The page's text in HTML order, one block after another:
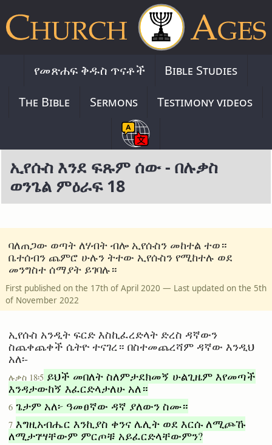
የመጽሐፍ ቅዱስ ጥናቶች
Bible Studies
The Bible
Sermons Testimony videos
ኢየሱስ እንደ ፍጹም ሰው - በሉቃስ
ወንጌል ምዕራፍ 18
ባለጠጋው ወጣት ለሃብት ብሎ ኢየሱስን መከተል ተወ።
ቤተሰብን ጨምሮ ሁሉን ትተው ኢየሱስን የሚከተሉ ወደ
መንግስተ ሰማያት ይገባሉ።
First published on the 17th of April 2020 — Last updated on the 5th
of November 2022
ኢየሱስ አንዲት ፍርድ እስኪፈረድላት ድረስ ዳኛውን
ስጨቀጨቀች ሴትዮ ተናገረ። በስተመጨረሻም ዳኛው እንዲህ
አለ፡-
ሉቃስ 18፡5 ይህች መበለት ስለምታደክመኝ ሁልጊዜም እየመጣች
እንዳታውከኝ እፈርድላታለሁ አለ።
6 ጌታም አለ፦ ዓመፀኛው ዳኛ ያለውን ስሙ።
7 እግዚአብሔር እንኪያስ ቀንና ሌሊት ወደ እርሱ ለሚጮኹ
ለሚታገሣቸውም ምርጦቹ አይፈርድላቸውምን?